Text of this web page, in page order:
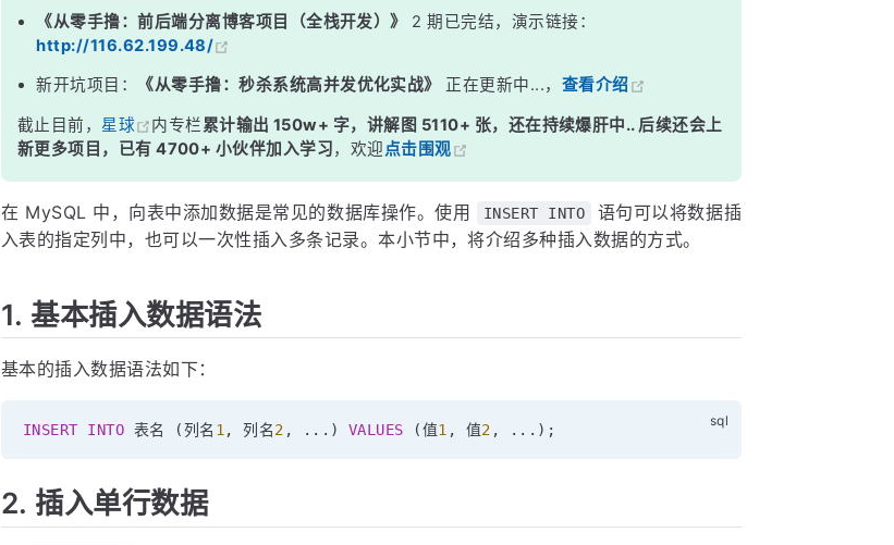
9. 小结《从零手撸：前后端分离博客项目（全栈开发）》
2 期已完结，演示链接：
http://116.62.199.48/
新开坑项目： 《从零手撸：秒杀系统高并发优化实战》 正在更新中...， 查看介绍
截止目前， 星球 内专栏累计输出 150w+ 字，讲解图 5110+ 张，还在持续爆肝中.. 后续还会上
新更多项目，已有 4700+ 小伙伴加入学习，欢迎点击围观
在 MySQL 中，向表中添加数据是常见的数据库操作。使用 INSERT INTO
语句可以将数据插
入表的指定列中，也可以一次性插入多条记录。本小节中，将介绍多种插入数据的方式。
1. 基本插入数据语法
基本的插入数据语法如下：
INSERT INTO 表名 (列名 1, 列名2 , . . . ) VALUES (值1 , 值2 , . . . ) ;
2. 插入单行数据